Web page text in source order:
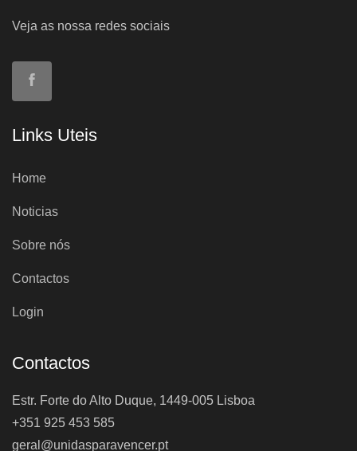
Veja as nossa redes sociais
Links Uteis
Home
Noticias
Sobre nós
Contactos
Login
Contactos
Estr. Forte do Alto Duque, 1449-005 Lisboa
+351 925 453 585
geral@unidasparavencer.pt